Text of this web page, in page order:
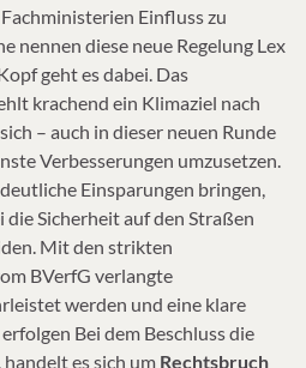
Einfluss zu
nennen diese neue Regelung Lex
geht es dabei. Das
krachend ein Klimaziel nach
– auch in dieser neuen Runde
Verbesserungen umzusetzen.
Einsparungen bringen,
Sicherheit auf den Straßen
Mit den strikten
BVerfG verlangte
werden und eine klare
Bei dem Beschluss die
es sich um Rechtsbruch